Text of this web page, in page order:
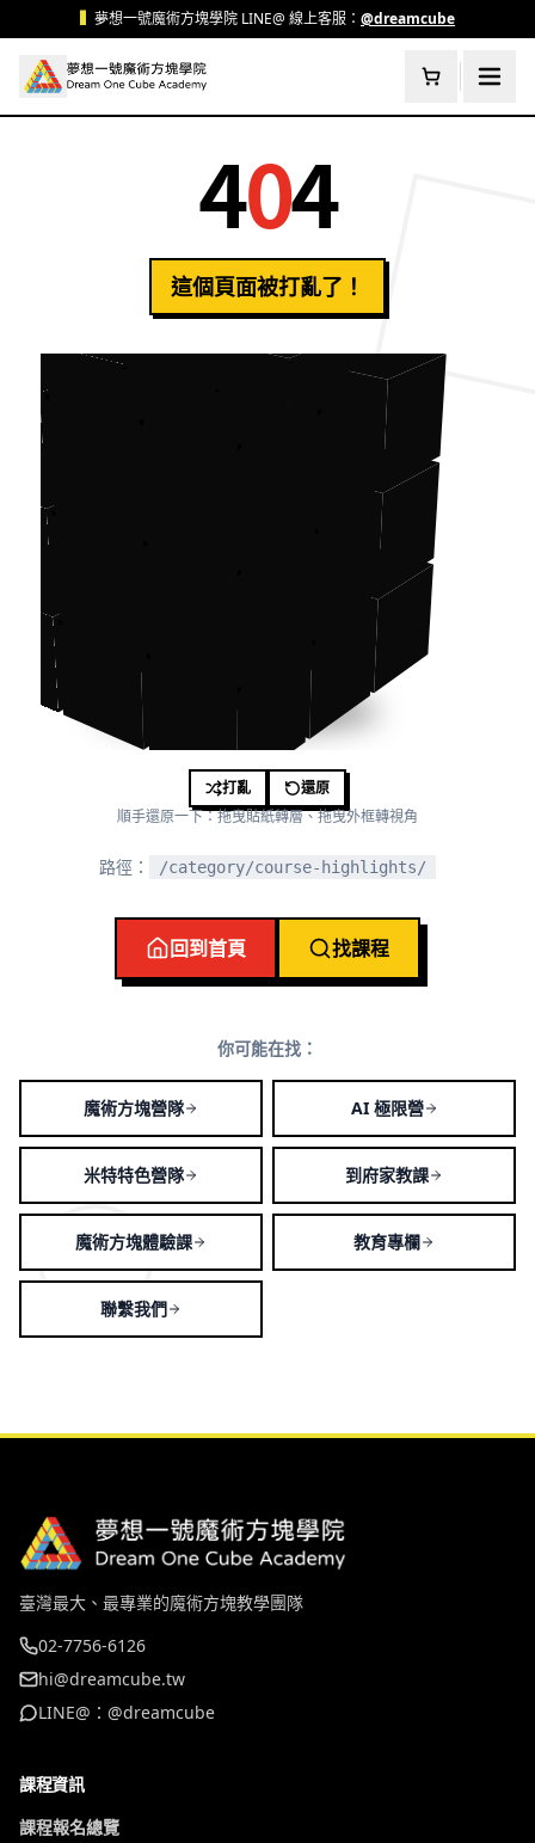
跳至主要內容夢想一號魔術方塊學院 LINE@ 線上客服： @dreamcube
404
這個頁面被打亂了！
打亂
還原
順手還原一下：拖曳貼紙轉層、拖曳外框轉視角
路徑： /category/course-highlights/
回到首頁 找課程
你可能在找：
魔術方塊營隊 AI 極限營
米特特色營隊 到府家教課
魔術方塊體驗課 教育專欄
聯繫我們
臺灣最大、最專業的魔術方塊教學團隊
02-7756-6126
hi@dreamcube.tw
LINE@：@dreamcube
課程資訊
課程報名總覽